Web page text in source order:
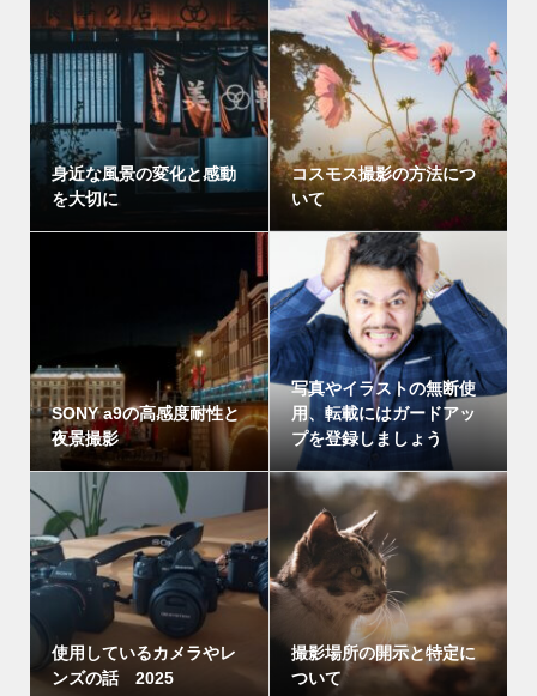
身近な風景の変化と感動
を大切に
コスモス撮影の方法につ
いて
SONY a9の高感度耐性と
夜景撮影
写真やイラストの無断使
用、転載にはガードアッ
プを登録しましょう
使用しているカメラやレ
ンズの話 2025
撮影場所の開示と特定に
ついて